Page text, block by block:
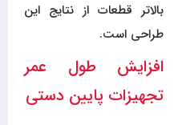
بالاتر قطعات از نتایج این
طراحی است.
افزایش طول عمر
تجهیزات پایین دستی